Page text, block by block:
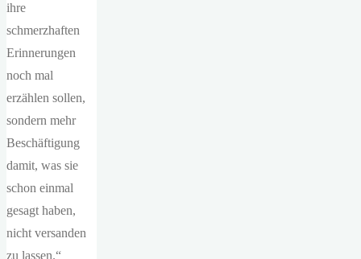
ihre
schmerzhaften
Erinnerungen
noch mal
erzählen sollen,
sondern mehr
Beschäftigung
damit, was sie
schon einmal
gesagt haben,
nicht versanden
zu lassen.“